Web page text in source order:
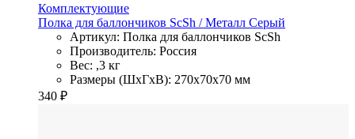
Комплектующие
Полка для баллончиков ScSh / Металл Серый
Артикул: Полка для баллончиков ScSh
Производитель: Россия
Вес: ,3 кг
Размеры (ШхГхВ): 270x70x70 мм
340 ₽